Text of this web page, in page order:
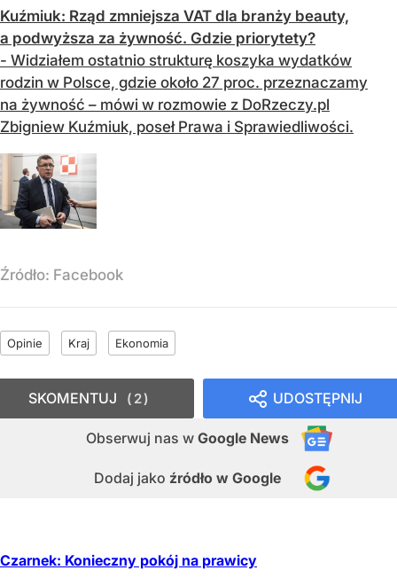
Kuźmiuk: Rząd zmniejsza VAT dla branży beauty,
a podwyższa za żywność. Gdzie priorytety?
- Widziałem ostatnio strukturę koszyka wydatków
rodzin w Polsce, gdzie około 27 proc. przeznaczamy
na żywność – mówi w rozmowie z DoRzeczy.pl
Zbigniew Kuźmiuk, poseł Prawa i Sprawiedliwości.
Źródło: Facebook
Opinie Kraj Ekonomia
UDOSTĘPNIJ
Obserwuj nas w Google News
Dodaj jako źródło w Google
SKOMENTUJ 2
Czarnek: Konieczny pokój na prawicy